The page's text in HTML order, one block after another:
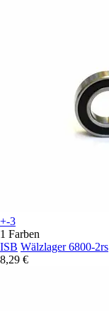
+-3
1 Farben
ISB Wälzlager 6800-2rs
8,29 €